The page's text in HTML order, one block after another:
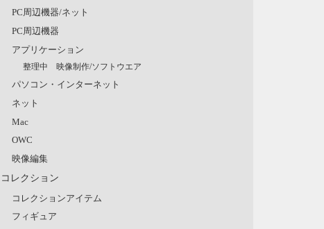
PC周辺機器/ネット
PC周辺機器
アプリケーション
整理中 映像制作/ソフトウエア
パソコン・インターネット
ネット
Mac
OWC
映像編集
コレクション
コレクションアイテム
フィギュア